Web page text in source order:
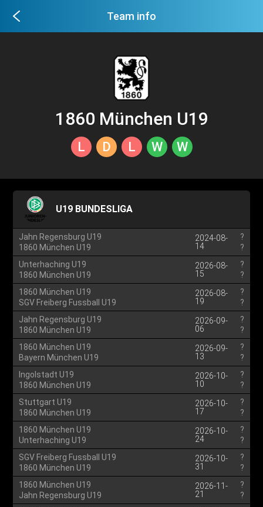
Team info
1860 München U19
L D L W W
U19 BUNDESLIGA
Jahn Regensburg U19
1860 München U19
2024-08-
14
?
?
Unterhaching U19
1860 München U19
2026-08-
15
?
?
1860 München U19
SGV Freiberg Fussball U19
2026-08-
19
?
?
Jahn Regensburg U19
1860 München U19
2026-09-
06
?
?
1860 München U19
Bayern München U19
2026-09-
13
?
?
Ingolstadt U19
1860 München U19
2026-10-
10
?
?
Stuttgart U19
1860 München U19
2026-10-
17
?
?
1860 München U19
Unterhaching U19
2026-10-
24
?
?
SGV Freiberg Fussball U19
1860 München U19
2026-10-
31
?
?
1860 München U19
Jahn Regensburg U19
2026-11-
21
?
?